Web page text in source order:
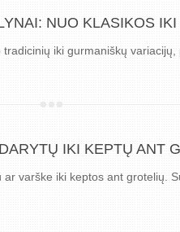
NUO KLASIKOS
iki gurmaniškų variacijų,
IKI KEPTŲ ANT
varške iki keptos ant grotelių.